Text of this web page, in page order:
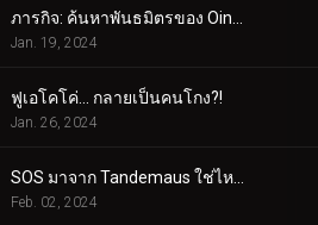
Jan. 19, 2024
ฟูเอโคโค่... กลายเป็นคนโกง?!
Jan. 26, 2024
Feb. 02, 2024